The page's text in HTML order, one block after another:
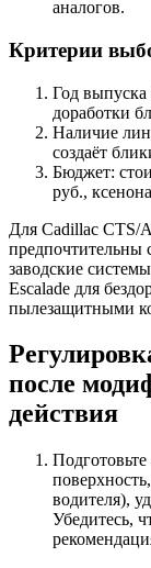
аналогов.
Критерии
Год выпуска
доработки
Наличие
создаёт
Бюджет:
руб.,
Для Cadillac CTS/
предпочтительны
заводские
Escalade для
пылезащитными
после
действия
водителя),
Убедитесь,